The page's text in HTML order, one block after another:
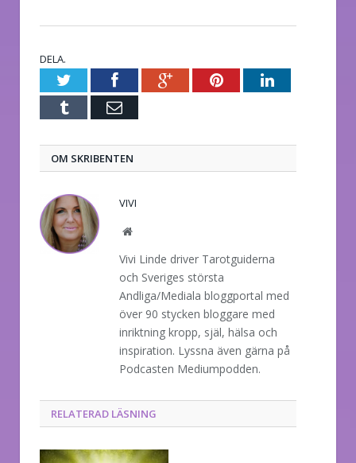
DELA.
TwitterFacebookGoogle+PinterestLinkedIn
Tumblr E-
OM SKRIBENTEN
VIVI
Website
Vivi Linde driver Tarotguiderna
och Sveriges största
Andliga/Mediala bloggportal med
över 90 stycken bloggare med
inriktning kropp, själ, hälsa och
inspiration. Lyssna även gärna på
Podcasten Mediumpodden.
RELATERAD LÄSNING